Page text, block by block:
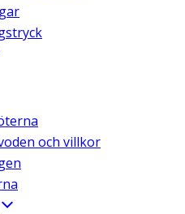
och villkor